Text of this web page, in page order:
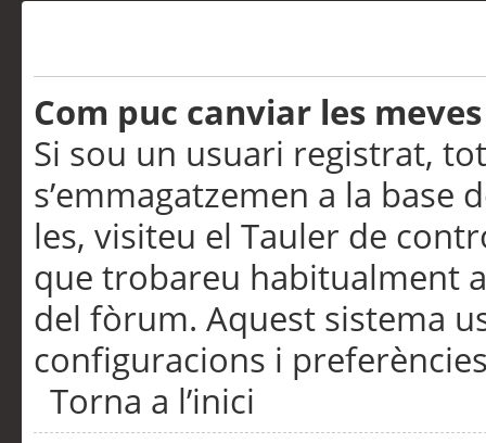
Com puc canviar les
Si sou un usuari registrat,
s’emmagatzemen a la
les, visiteu el Tauler de
que trobareu habitualment
del fòrum. Aquest sistema
configuracions i
Torna a l’inici